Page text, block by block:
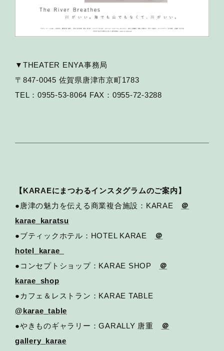
▼THEATER ENYA事務局
〒847-0045 佐賀県唐津市京町1783
TEL：0955-53-8064 FAX：0955-72-3288
【KARAEにまつわるインスタグラムのご案内】
●唐津の魅力を伝える商業複合施設：KARAE
＠
karae_karatsu
●ブティックホテル：HOTEL KARAE
＠
hotel_karae_
●コンセプトショップ：KARAE SHOP
＠
karae_shop
●カフェ＆レストラン：KARAE TABLE
@karae_table
●やきものギャラリー：GARALLY 唐重
＠
gallery_karae